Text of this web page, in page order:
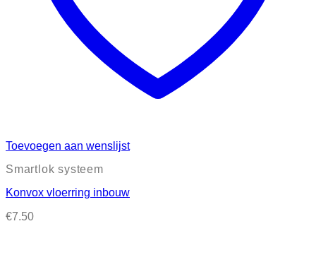
Toevoegen aan wenslijst
Smartlok systeem
Konvox vloerring inbouw
€7.50